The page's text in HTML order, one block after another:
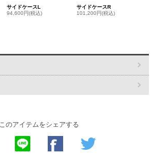
サイドケースL
94,600円(税込)
サイドケースR
101,200円(税込)
このアイテムをシェアする